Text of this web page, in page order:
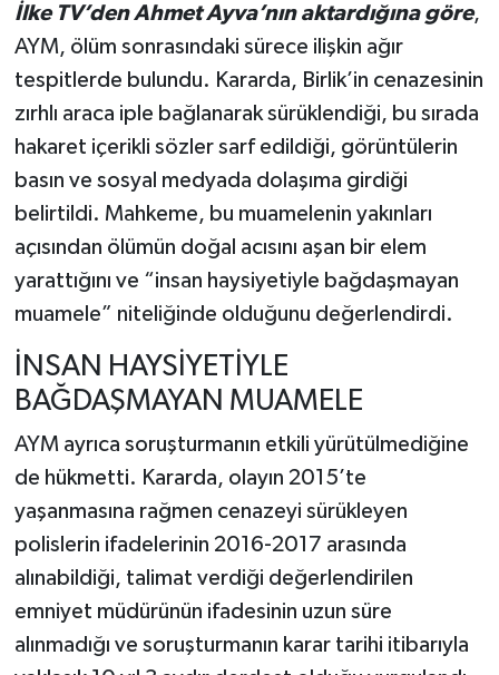
İlke TV’den Ahmet Ayva’nın aktardığına göre,
AYM, ölüm sonrasındaki sürece ilişkin ağır
tespitlerde bulundu. Kararda, Birlik’in cenazesinin
zırhlı araca iple bağlanarak sürüklendiği, bu sırada
hakaret içerikli sözler sarf edildiği, görüntülerin
basın ve sosyal medyada dolaşıma girdiği
belirtildi. Mahkeme, bu muamelenin yakınları
açısından ölümün doğal acısını aşan bir elem
yarattığını ve “insan haysiyetiyle bağdaşmayan
muamele” niteliğinde olduğunu değerlendirdi.
İNSAN HAYSİYETİYLE
BAĞDAŞMAYAN MUAMELE
AYM ayrıca soruşturmanın etkili yürütülmediğine
de hükmetti. Kararda, olayın 2015’te
yaşanmasına rağmen cenazeyi sürükleyen
polislerin ifadelerinin 2016-2017 arasında
alınabildiği, talimat verdiği değerlendirilen
emniyet müdürünün ifadesinin uzun süre
alınmadığı ve soruşturmanın karar tarihi itibarıyla